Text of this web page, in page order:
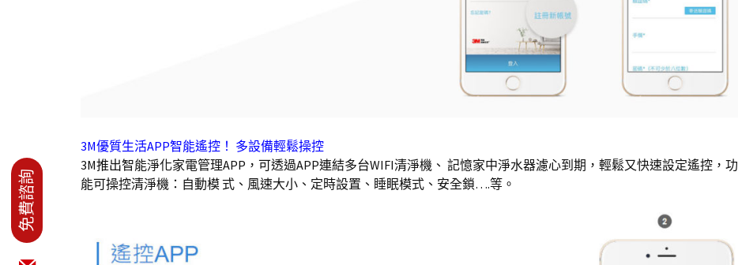
3M優質生活APP智能遙控！ 多設備輕鬆操控
3M推出智能淨化家電管理APP，可透過APP連結多台WIFI清淨機、 記憶家中淨水器濾心到期，輕鬆又快速設定遙控，功
能可操控清淨機：自動模 式、風速大小、定時設置、睡眠模式、安全鎖….等。